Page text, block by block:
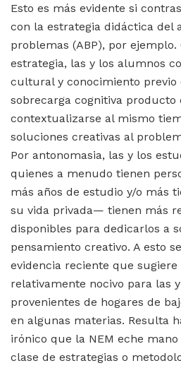
Esto es más evidente si
con la estrategia didáctica del
problemas (ABP), por ejemplo.
estrategia, las y los alumnos
cultural y conocimiento previo
sobrecarga cognitiva producto
contextualizarse al mismo
soluciones creativas al
Por antonomasia, las y los
quienes a menudo tienen
más años de estudio y/o más
su vida privada— tienen más
disponibles para dedicarlos a
pensamiento creativo. A esto
evidencia reciente que sugiere
relativamente nocivo para las
provenientes de hogares de
en algunas materias. Resulta
irónico que la NEM eche
clase de estrategias o